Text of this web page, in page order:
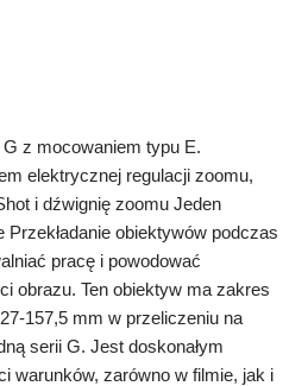
z mocowaniem typu E.
elektrycznej regulacji zoomu,
i dźwignię zoomu Jeden
obiektywów podczas
pracę i powodować
obrazu. Ten obiektyw ma zakres
157,5 mm w przeliczeniu na
serii G. Jest doskonałym
warunków, zarówno w filmie, jak i